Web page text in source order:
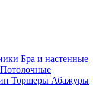
Бра и настенные
Потолочные
Торшеры Абажуры